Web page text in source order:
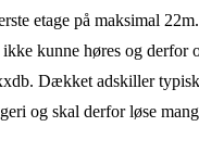
etage på maksimal
kunne høres og derfor
Dækket adskiller
og skal derfor løse